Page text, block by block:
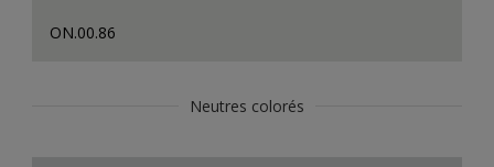
ON.00.86
Neutres colorés